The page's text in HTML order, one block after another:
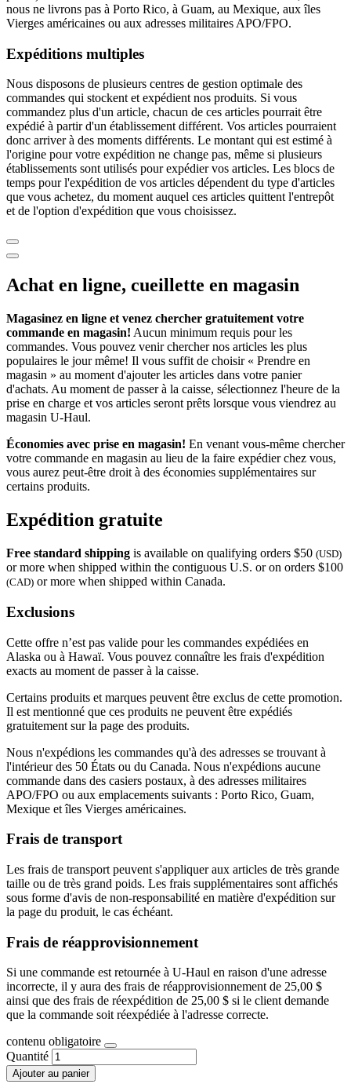
nous ne livrons pas à Porto Rico, à Guam, au Mexique, aux îles
Vierges américaines ou aux adresses militaires APO/FPO.
Expéditions multiples
Nous disposons de plusieurs centres de gestion optimale des
commandes qui stockent et expédient nos produits. Si vous
commandez plus d'un article, chacun de ces articles pourrait être
expédié à partir d'un établissement différent. Vos articles pourraient
donc arriver à des moments différents. Le montant qui est estimé à
l'origine pour votre expédition ne change pas, même si plusieurs
établissements sont utilisés pour expédier vos articles. Les blocs de
temps pour l'expédition de vos articles dépendent du type d'articles
que vous achetez, du moment auquel ces articles quittent l'entrepôt
et de l'option d'expédition que vous choisissez.
Achat en ligne, cueillette en magasin
Magasinez en ligne et venez chercher gratuitement votre
commande en magasin! Aucun minimum requis pour les
commandes. Vous pouvez venir chercher nos articles les plus
populaires le jour même! Il vous suffit de choisir « Prendre en
magasin » au moment d'ajouter les articles dans votre panier
d'achats. Au moment de passer à la caisse, sélectionnez l'heure de la
prise en charge et vos articles seront prêts lorsque vous viendrez au
magasin U-Haul.
Économies avec prise en magasin! En venant vous-même chercher
votre commande en magasin au lieu de la faire expédier chez vous,
vous aurez peut-être droit à des économies supplémentaires sur
certains produits.
Expédition gratuite
Free standard shipping is available on qualifying orders $50 (USD)
or more when shipped within the contiguous U.S. or on orders $100
(CAD) or more when shipped within Canada.
Exclusions
Cette offre n’est pas valide pour les commandes expédiées en
Alaska ou à Hawaï. Vous pouvez connaître les frais d'expédition
exacts au moment de passer à la caisse.
Certains produits et marques peuvent être exclus de cette promotion.
Il est mentionné que ces produits ne peuvent être expédiés
gratuitement sur la page des produits.
Nous n'expédions les commandes qu'à des adresses se trouvant à
l'intérieur des 50 États ou du Canada. Nous n'expédions aucune
commande dans des casiers postaux, à des adresses militaires
APO/FPO ou aux emplacements suivants : Porto Rico, Guam,
Mexique et îles Vierges américaines.
Frais de transport
Les frais de transport peuvent s'appliquer aux articles de très grande
taille ou de très grand poids. Les frais supplémentaires sont affichés
sous forme d'avis de non-responsabilité en matière d'expédition sur
la page du produit, le cas échéant.
Frais de réapprovisionnement
Si une commande est retournée à U-Haul en raison d'une adresse
incorrecte, il y aura des frais de réapprovisionnement de 25,00 $
ainsi que des frais de réexpédition de 25,00 $ si le client demande
que la commande soit réexpédiée à l'adresse correcte.
contenu obligatoire
Quantité
Ajouter au panier